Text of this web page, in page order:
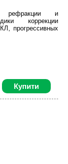
рефракции и
коррекции
прогрессивных
Купити